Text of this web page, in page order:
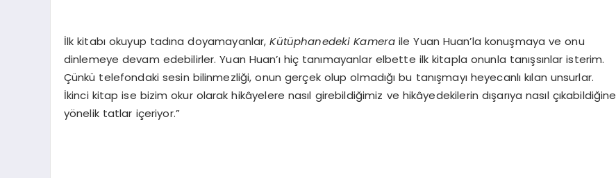
İlk kitabı okuyup tadına doyamayanlar,Kütüphanedeki Kamera ile Yuan Huan’la konuşmaya ve onu
dinlemeye devam edebilirler. Yuan Huan’ı hiç tanımayanlar elbette ilk kitapla onunla tanışsınlar isterim.
Çünkü telefondaki sesin bilinmezliği, onun gerçek olup olmadığı bu tanışmayı heyecanlı kılan unsurlar.
İkinci kitap ise bizim okur olarak hikâyelere nasıl girebildiğimiz ve hikâyedekilerin dışarıya nasıl çıkabildiğine
yönelik tatlar içeriyor.”